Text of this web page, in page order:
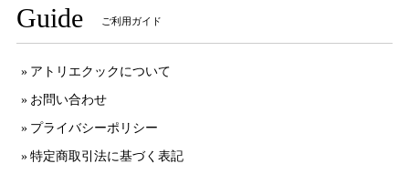
Guide ご利用ガイド
アトリエクックについて
お問い合わせ
プライバシーポリシー
特定商取引法に基づく表記